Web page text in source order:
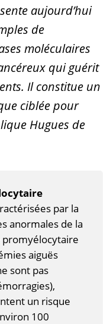
aujourd’hui
de
moléculaires
qui guérit
Il constitue un
ciblée pour
Hugues de
par la
anormales de la
promyélocytaire
aiguës
sont pas
un risque
100